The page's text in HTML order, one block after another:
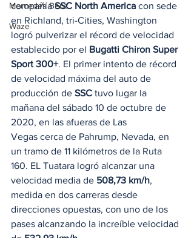
Mercedes Benz
Waze
compañía SSC North America con sede
en Richland, tri-Cities, Washington
logró pulverizar el récord de velocidad
establecido por el Bugatti Chiron Super
Sport 300+. El primer intento de récord
de velocidad máxima del auto de
producción de SSC tuvo lugar la
mañana del sábado 10 de octubre de
2020, en las afueras de Las
Vegas cerca de Pahrump, Nevada, en
un tramo de 11 kilómetros de la Ruta
160. EL Tuatara logró alcanzar una
velocidad media de 508,73 km/h,
medida en dos carreras desde
direcciones opuestas, con uno de los
pases alcanzando la increíble velocidad